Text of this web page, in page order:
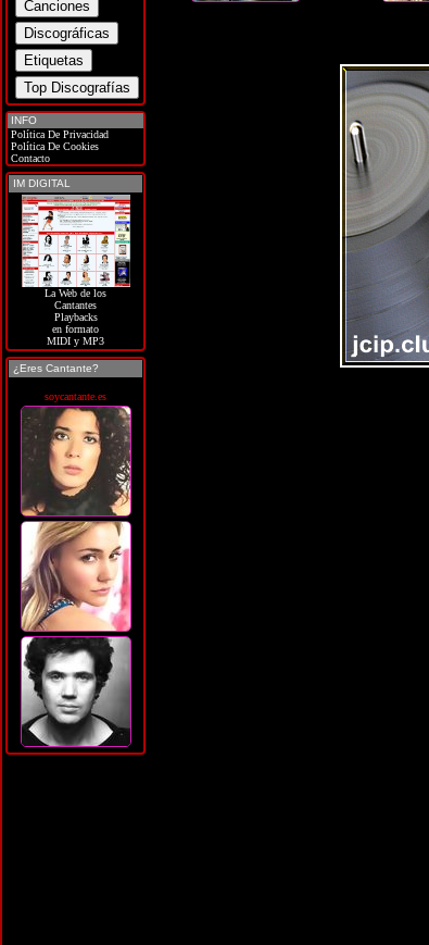
INFO
Política De Privacidad
Política De Cookies
Contacto
IM DIGITAL
La Web de los
Cantantes
Playbacks
en formato
MIDI y MP3
¿Eres Cantante?
soycantante.es